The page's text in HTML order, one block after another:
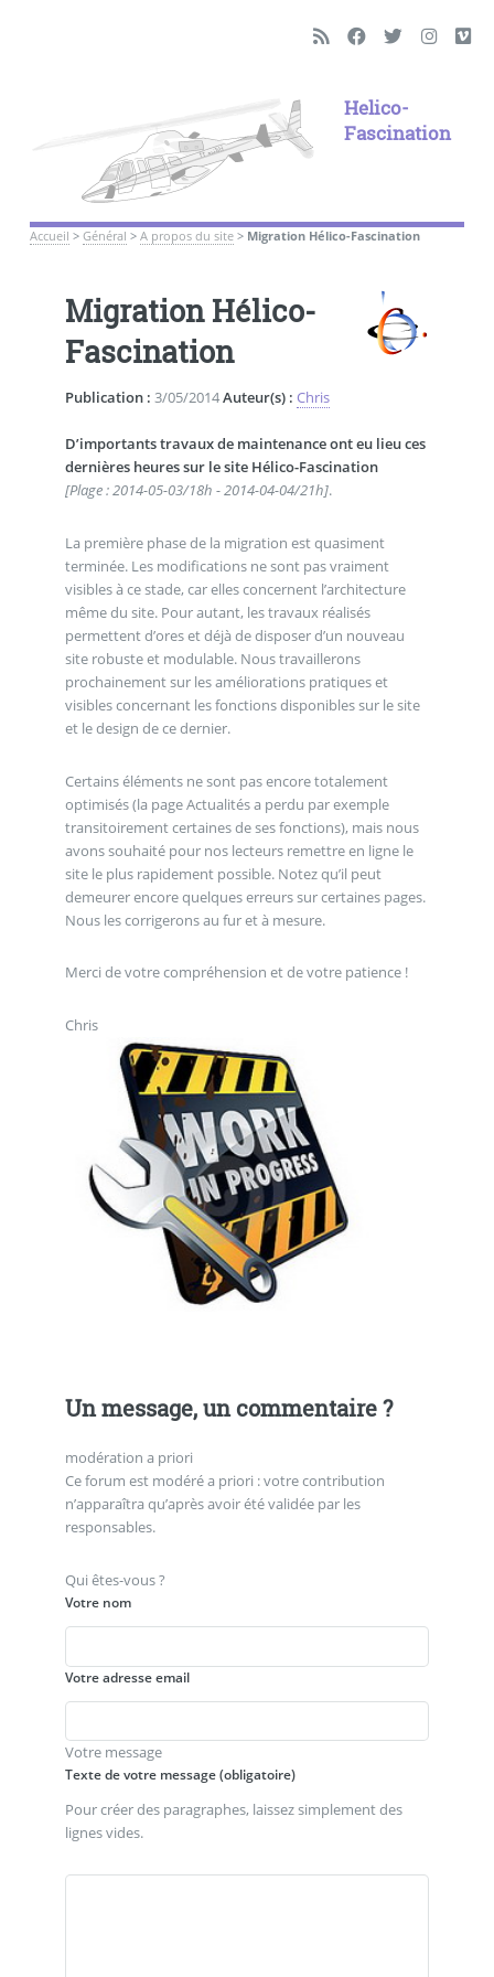
Helico-
Fascination
Accueil > Général > A propos du site> Migration Hélico-Fascination
Migration Hélico-
Fascination
Publication : 3/05/2014Auteur(s) : Chris
D’importants travaux de maintenance ont eu lieu ces
dernières heures sur le site Hélico-Fascination
[Plage : 2014-05-03/18h - 2014-04-04/21h].
La première phase de la migration est quasiment
terminée. Les modifications ne sont pas vraiment
visibles à ce stade, car elles concernent l’architecture
même du site. Pour autant, les travaux réalisés
permettent d’ores et déjà de disposer d’un nouveau
site robuste et modulable. Nous travaillerons
prochainement sur les améliorations pratiques et
visibles concernant les fonctions disponibles sur le site
et le design de ce dernier.
Certains éléments ne sont pas encore totalement
optimisés (la page Actualités a perdu par exemple
transitoirement certaines de ses fonctions), mais nous
avons souhaité pour nos lecteurs remettre en ligne le
site le plus rapidement possible. Notez qu’il peut
demeurer encore quelques erreurs sur certaines pages.
Nous les corrigerons au fur et à mesure.
Merci de votre compréhension et de votre patience !
Chris
Un message, un commentaire ?
modération a priori
Ce forum est modéré a priori : votre contribution
n’apparaîtra qu’après avoir été validée par les
responsables.
Qui êtes-vous ?
Votre nom
Votre adresse email
Votre message
Texte de votre message (obligatoire)
Pour créer des paragraphes, laissez simplement des
lignes vides.